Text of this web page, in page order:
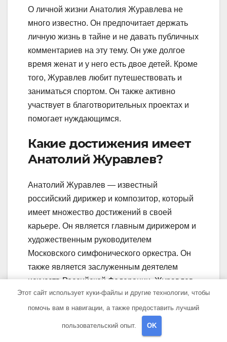
О личной жизни Анатолия Журавлева не
много известно. Он предпочитает держать
личную жизнь в тайне и не давать публичных
комментариев на эту тему. Он уже долгое
время женат и у него есть двое детей. Кроме
того, Журавлев любит путешествовать и
заниматься спортом. Он также активно
участвует в благотворительных проектах и
помогает нуждающимся.
Какие достижения имеет
Анатолий Журавлев?
Анатолий Журавлев — известный
российский дирижер и композитор, который
имеет множество достижений в своей
карьере. Он является главным дирижером и
художественным руководителем
Московского симфонического оркестра. Он
также является заслуженным деятелем
искусств Российской Федерации. Журавлев
имеет широкий репертуар и проводит
концерты со многими известными
оркестрами по всему миру.
Этот сайт использует куки-файлы и другие технологии, чтобы
помочь вам в навигации, а также предоставить лучший
пользовательский опыт. OK